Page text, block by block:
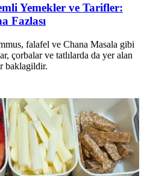
Yemekler ve Tarifler:
Fazlası
falafel ve Chana Masala gibi
çorbalar ve tatlılarda da yer alan
baklagildir.